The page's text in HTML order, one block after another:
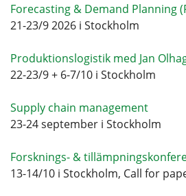
Forecasting & Demand Planning
21-23/9 2026 i Stockholm
Produktionslogistik med Jan
22-23/9 + 6-7/10 i Stockholm
Supply chain management
23-24 september i Stockholm
Forsknings- &
13-14/10 i Stockholm, Call for